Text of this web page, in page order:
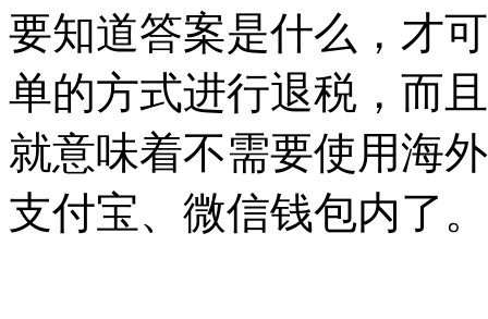
要知道答案是什么，才
单的方式进行退税，而
就意味着不需要使用海
支付宝、微信钱包内了。